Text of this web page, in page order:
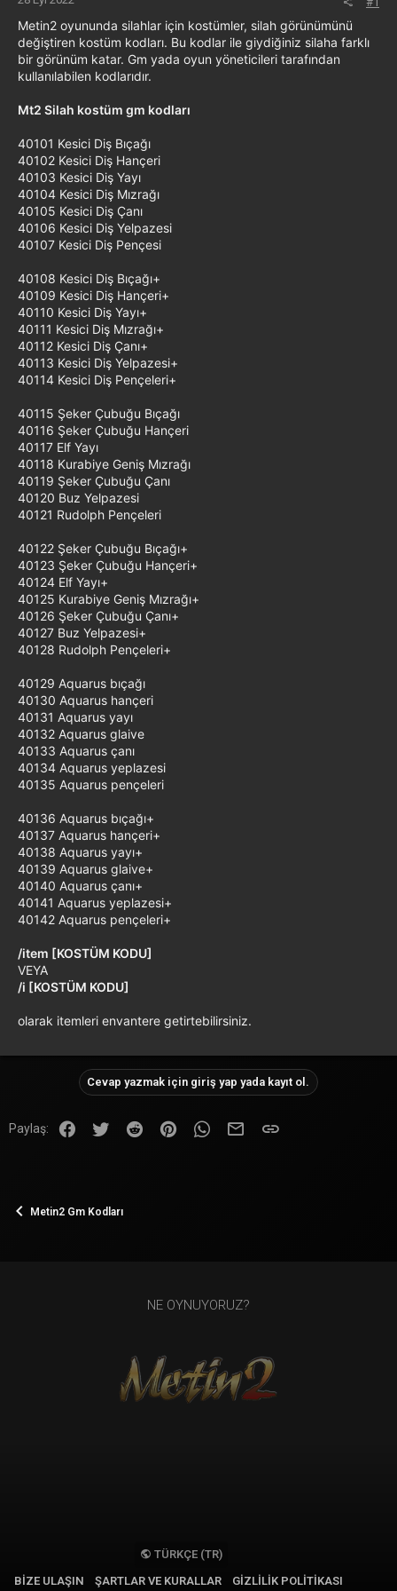
Metin2 oyununda silahlar için kostümler, silah görünümünü
değiştiren kostüm kodları. Bu kodlar ile giydiğiniz silaha farklı
bir görünüm katar. Gm yada oyun yöneticileri tarafından
kullanılabilen kodlarıdır.
Mt2 Silah kostüm gm kodları
40101 Kesici Diş Bıçağı
40102 Kesici Diş Hançeri
40103 Kesici Diş Yayı
40104 Kesici Diş Mızrağı
40105 Kesici Diş Çanı
40106 Kesici Diş Yelpazesi
40107 Kesici Diş Pençesi
40108 Kesici Diş Bıçağı+
40109 Kesici Diş Hançeri+
40110 Kesici Diş Yayı+
40111 Kesici Diş Mızrağı+
40112 Kesici Diş Çanı+
40113 Kesici Diş Yelpazesi+
40114 Kesici Diş Pençeleri+
40115 Şeker Çubuğu Bıçağı
40116 Şeker Çubuğu Hançeri
40117 Elf Yayı
40118 Kurabiye Geniş Mızrağı
40119 Şeker Çubuğu Çanı
40120 Buz Yelpazesi
40121 Rudolph Pençeleri
40122 Şeker Çubuğu Bıçağı+
40123 Şeker Çubuğu Hançeri+
40124 Elf Yayı+
40125 Kurabiye Geniş Mızrağı+
40126 Şeker Çubuğu Çanı+
40127 Buz Yelpazesi+
40128 Rudolph Pençeleri+
40129 Aquarus bıçağı
40130 Aquarus hançeri
40131 Aquarus yayı
40132 Aquarus glaive
40133 Aquarus çanı
40134 Aquarus yeplazesi
40135 Aquarus pençeleri
40136 Aquarus bıçağı+
40137 Aquarus hançeri+
40138 Aquarus yayı+
40139 Aquarus glaive+
40140 Aquarus çanı+
40141 Aquarus yeplazesi+
40142 Aquarus pençeleri+
/item [KOSTÜM KODU]
VEYA
/i [KOSTÜM KODU]
olarak itemleri envantere getirtebilirsiniz.
Cevap yazmak için giriş yap yada kayıt ol.
Paylaş: FacebookTwitter Reddit PinterestWhatsApp
E-posta
Metin2 Gm Kodları
NE OYNUYORUZ?
TÜRKÇE (TR)
BIZE ULAŞIN
ŞARTLAR VE KURALLAR GIZLILIK POLITIKASI